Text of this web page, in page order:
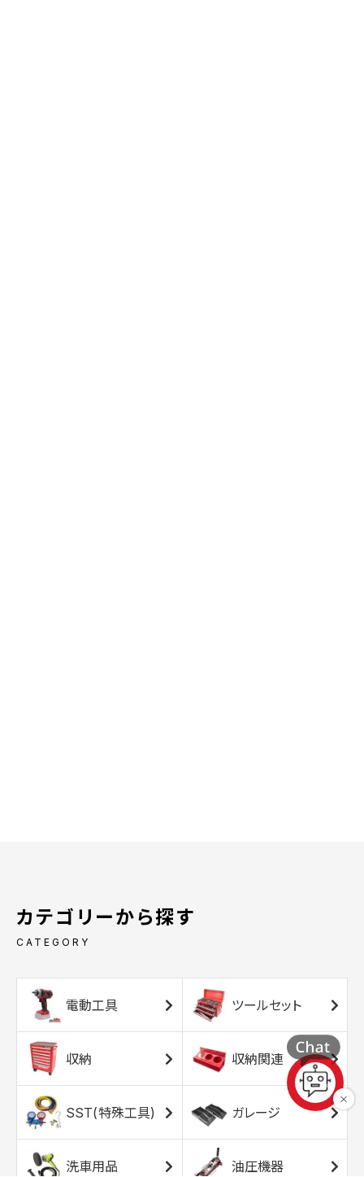
カテゴリーから探す
CATEGORY
電動工具 ツールセット
収納 収納関連
SST(特殊工具) ガレージ
洗車用品 油圧機器